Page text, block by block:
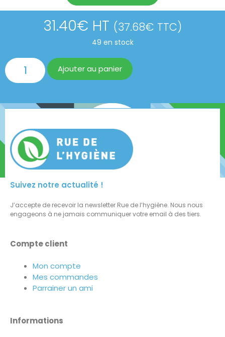
31.40€ HT (37.68€ TTC)
49 en stock
Ajouter au panier
Suivez notre actualité !
J’accepte de recevoir la newsletter Rue de l’hygiène. Nous nous
engageons à ne jamais communiquer votre email à des tiers.
Compte client
Mon compte
Mes commandes
Parrainer un ami
Informations